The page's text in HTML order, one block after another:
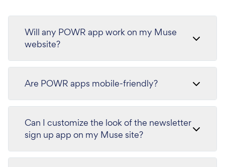
Will any POWR app work on my Muse
website?
Are POWR apps mobile-friendly?
Can I customize the look of the newsletter
sign up app on my Muse site?